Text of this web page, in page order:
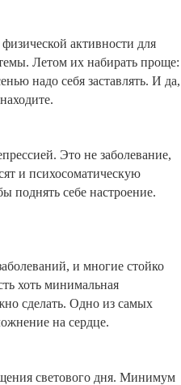
активности для
Летом их набирать проще:
надо себя заставлять. И да,
Это не заболевание,
и психосоматическую
поднять себе настроение.
и многие стойко
хоть минимальная
сделать. Одно из самых
на сердце.
светового дня. Минимум